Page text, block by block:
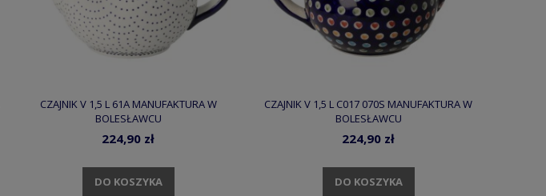
CZAJNIK V 1,5 L 61A MANUFAKTURA W
BOLESŁAWCU
224,90 zł
DO KOSZYKA
CZAJNIK V 1,5 L C017 070S MANUFAKTURA W
BOLESŁAWCU
224,90 zł
DO KOSZYKA